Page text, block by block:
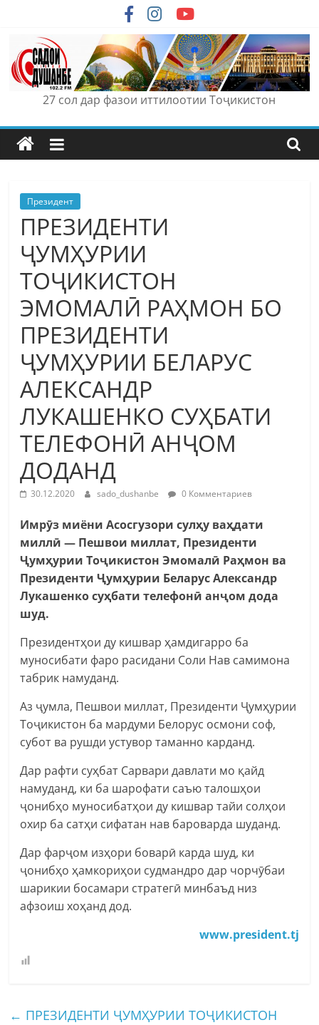
content
27 сол дар фазои иттилоотии Тоҷикистон
Президент
ПРЕЗИДЕНТИ
ҶУМҲУРИИ
ТОҶИКИСТОН
ЭМОМАЛӢ РАҲМОН БО
ПРЕЗИДЕНТИ
ҶУМҲУРИИ БЕЛАРУС
АЛЕКСАНДР
ЛУКАШЕНКО СУҲБАТИ
ТЕЛЕФОНӢ АНҶОМ
ДОДАНД
30.12.2020 sado_dushanbe 0 Комментариев
Имрӯз миёни Асосгузори сулҳу ваҳдати
миллӣ — Пешвои миллат, Президенти
Ҷумҳурии Тоҷикистон Эмомалӣ Раҳмон ва
Президенти Ҷумҳурии Беларус Александр
Лукашенко суҳбати телефонӣ анҷом дода
шуд.
Президентҳои ду кишвар ҳамдигарро ба
муносибати фаро расидани Соли Нав самимона
табрик намуданд.
Аз ҷумла, Пешвои миллат, Президенти Ҷумҳурии
Тоҷикистон ба мардуми Белорус осмони соф,
субот ва рушди устувор таманно карданд.
Дар рафти суҳбат Сарвари давлати мо қайд
намуданд, ки ба шарофати саъю талошҳои
ҷонибҳо муносибатҳои ду кишвар тайи солҳои
охир ба сатҳи сифатан нав бароварда шуданд.
Дар фарҷом изҳори боварӣ карда шуд, ки
ҷонибҳо ҳамкориҳои судмандро дар чорчӯбаи
шарикии босамари стратегӣ минбаъд низ
афзоиш хоҳанд дод.
www.president.tj
← ПРЕЗИДЕНТИ ҶУМҲУРИИ ТОҶИКИСТОН